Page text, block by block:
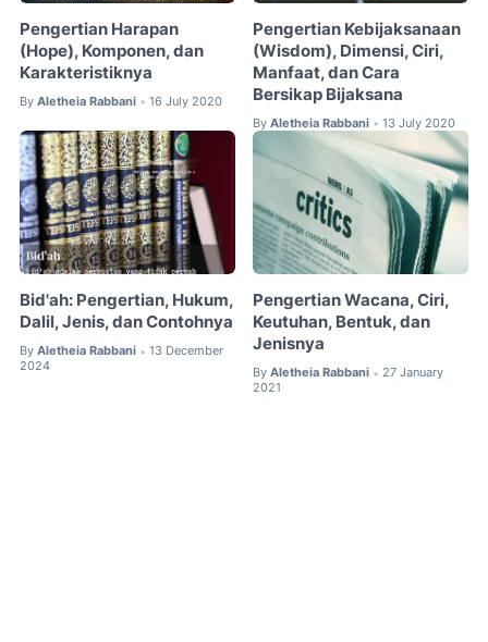
Pengertian Harapan
(Hope), Komponen, dan
Karakteristiknya
By Aletheia Rabbani • 16 July 2020
Pengertian Kebijaksanaan
(Wisdom), Dimensi, Ciri,
Manfaat, dan Cara
Bersikap Bijaksana
By Aletheia Rabbani • 13 July 2020
Bid'ah: Pengertian, Hukum,
Dalil, Jenis, dan Contohnya
By Aletheia Rabbani • 13 December
2024
Pengertian Wacana, Ciri,
Keutuhan, Bentuk, dan
Jenisnya
By Aletheia Rabbani • 27 January
2021